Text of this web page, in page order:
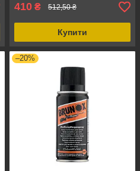
410 ₴ 512,50 ₴
Купити
–20%